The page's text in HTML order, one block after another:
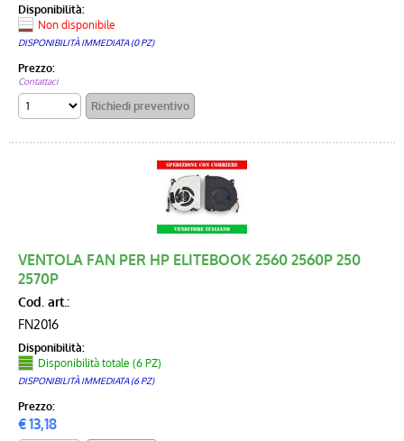
Disponibilità:
Non disponibile
DISPONIBILITÀ IMMEDIATA (0 PZ)
Prezzo:
Contattaci
VENTOLA FAN PER HP ELITEBOOK 2560 2560P 250
2570P
Cod. art.:
FN2016
Disponibilità:
Disponibilità totale (6 PZ)
DISPONIBILITÀ IMMEDIATA (6 PZ)
Prezzo:
€13,18